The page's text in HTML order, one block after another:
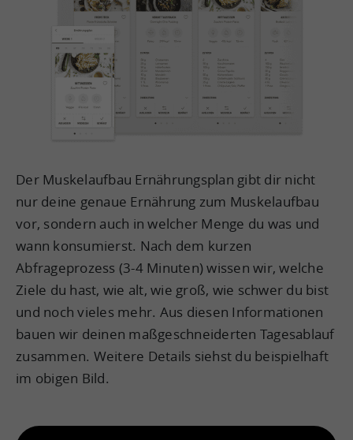
Der Muskelaufbau Ernährungsplan gibt dir nicht
nur deine genaue Ernährung zum Muskelaufbau
vor, sondern auch in welcher Menge du was und
wann konsumierst. Nach dem kurzen
Abfrageprozess (3-4 Minuten) wissen wir, welche
Ziele du hast, wie alt, wie groß, wie schwer du bist
und noch vieles mehr. Aus diesen Informationen
bauen wir deinen maßgeschneiderten Tagesablauf
zusammen. Weitere Details siehst du beispielhaft
im obigen Bild.